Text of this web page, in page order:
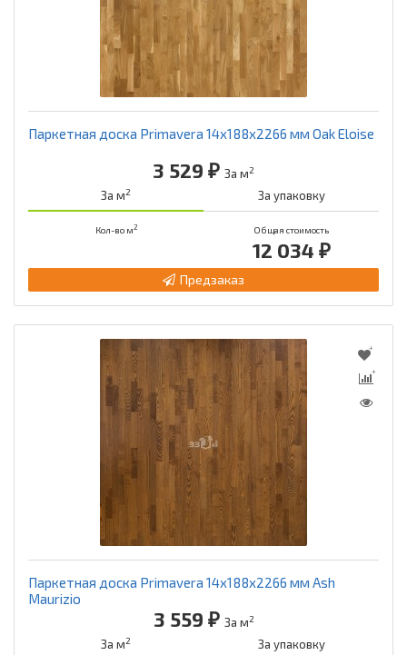
Паркетная доска Primavera 14x188x2266 мм Oak Eloise
3 529 ₽ За м2
За м2 За упаковку
Кол-во м2 Общая стоимость
12 034 ₽
Предзаказ
Паркетная доска Primavera 14x188x2266 мм Ash
Maurizio
3 559 ₽ За м2
За м2 За упаковку